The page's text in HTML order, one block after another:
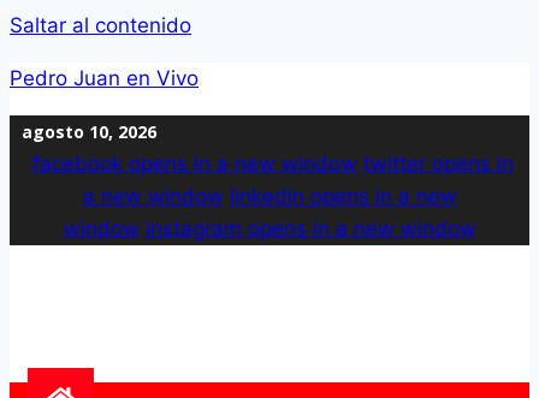
Saltar al contenido
Pedro Juan en Vivo
agosto 10, 2026
facebookopens in a new window twitteropens in
a new window linkedin opens in a new
window instagram opens in a new window